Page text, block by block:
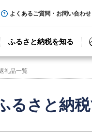
よくあるご質問・お問い合わせ
ふるさと納税を知る
礼品一覧
るさと納